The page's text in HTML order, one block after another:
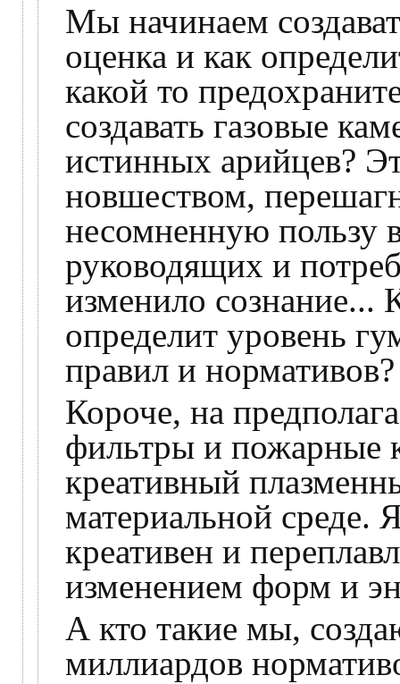
Мы начинаем
оценка и как
какой то
создавать газовые
истинных арийцев?
новшеством,
несомненную пользу
руководящих и
изменило сознание...
определит уровень
правил и нормативов?
Короче, на
фильтры и пожарные
креативный
материальной среде.
креативен и
изменением форм и
А кто такие мы,
миллиардов